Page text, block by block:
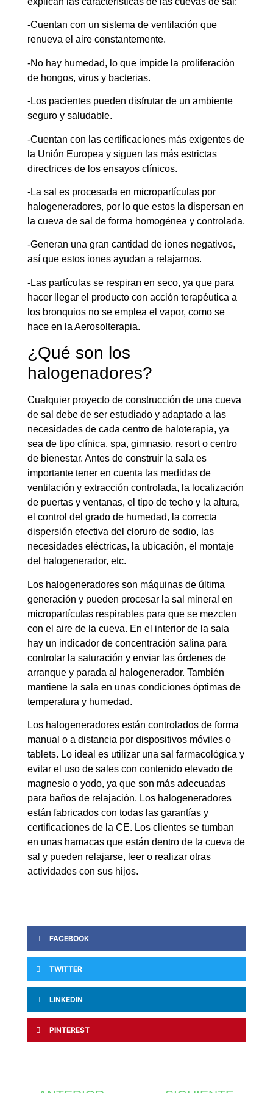
-Cuentan con un sistema de ventilación que
renueva el aire constantemente.
-No hay humedad, lo que impide la proliferación
de hongos, virus y bacterias.
-Los pacientes pueden disfrutar de un ambiente
seguro y saludable.
-Cuentan con las certificaciones más exigentes de
la Unión Europea y siguen las más estrictas
directrices de los ensayos clínicos.
-La sal es procesada en micropartículas por
halogeneradores, por lo que estos la dispersan en
la cueva de sal de forma homogénea y controlada.
-Generan una gran cantidad de iones negativos,
así que estos iones ayudan a relajarnos.
-Las partículas se respiran en seco, ya que para
hacer llegar el producto con acción terapéutica a
los bronquios no se emplea el vapor, como se
hace en la Aerosolterapia.
¿Qué son los
halogenadores?
Cualquier proyecto de construcción de una cueva
de sal debe de ser estudiado y adaptado a las
necesidades de cada centro de haloterapia, ya
sea de tipo clínica, spa, gimnasio, resort o centro
de bienestar. Antes de construir la sala es
importante tener en cuenta las medidas de
ventilación y extracción controlada, la localización
de puertas y ventanas, el tipo de techo y la altura,
el control del grado de humedad, la correcta
dispersión efectiva del cloruro de sodio, las
necesidades eléctricas, la ubicación, el montaje
del halogenerador, etc.
Los halogeneradores son máquinas de última
generación y pueden procesar la sal mineral en
micropartículas respirables para que se mezclen
con el aire de la cueva. En el interior de la sala
hay un indicador de concentración salina para
controlar la saturación y enviar las órdenes de
arranque y parada al halogenerador. También
mantiene la sala en unas condiciones óptimas de
temperatura y humedad.
Los halogeneradores están controlados de forma
manual o a distancia por dispositivos móviles o
tablets. Lo ideal es utilizar una sal farmacológica y
evitar el uso de sales con contenido elevado de
magnesio o yodo, ya que son más adecuadas
para baños de relajación. Los halogeneradores
están fabricados con todas las garantías y
certificaciones de la CE. Los clientes se tumban
en unas hamacas que están dentro de la cueva de
sal y pueden relajarse, leer o realizar otras
actividades con sus hijos.
FACEBOOK
TWITTER
LINKEDIN
PINTEREST